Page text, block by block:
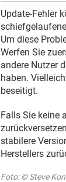
Update-Fehler
Um diese
Werfen Sie
andere Nutzer
haben.
beseitigt.
Falls Sie keine
stabilere
Herstellers
Foto: © Steve